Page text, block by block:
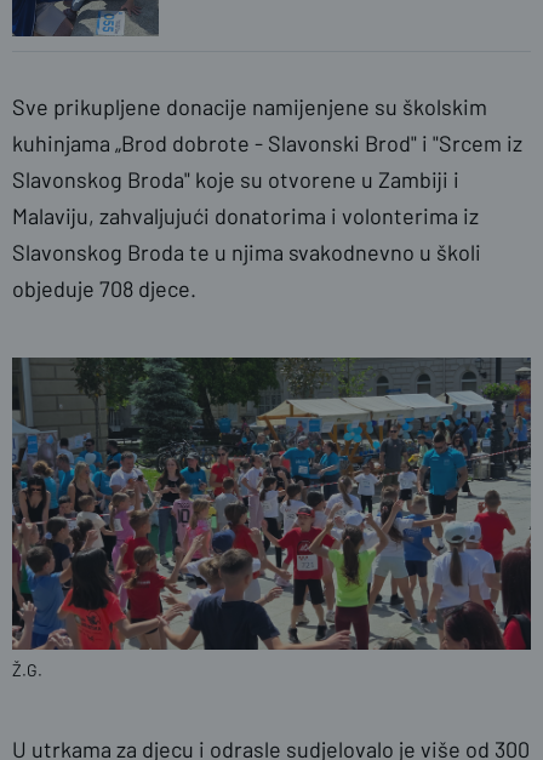
Sve prikupljene donacije namijenjene su školskim
kuhinjama „Brod dobrote - Slavonski Brod" i "Srcem iz
Slavonskog Broda" koje su otvorene u Zambiji i
Malaviju, zahvaljujući donatorima i volonterima iz
Slavonskog Broda te u njima svakodnevno u školi
objeduje 708 djece.
Ž.G.
U utrkama za djecu i odrasle sudjelovalo je više od 300